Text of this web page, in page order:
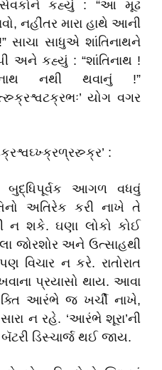
સેવકોને કહ્યું : “આ મૂઢ
નહીંતર મારા હાથે આની
સાધુએ શાંતિનાથને
અને કહ્યું : “શાંતિનાથ !
નથી થવાનું !”
યોગ વગર
:
બુદ્ધિપૂર્વક આગળ વધવું
અતિરેક કરી નાખે તે
ન શકે. ઘણા લોકો કોઈ
જોરશોર અને ઉત્સાહથી
વિચાર ન કરે. રાતોરાત
પ્રયાસો થાય. આવા
આરંભે જ ખર્ચી નાખે,
ન રહે. ‘આરંભે શૂરા’ની
ડિસ્ચાર્જ થઈ જાય.